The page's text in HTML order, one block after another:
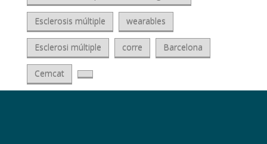
Esclerosis múltiple wearables
Esclerosi múltiple corre Barcelona
Cemcat